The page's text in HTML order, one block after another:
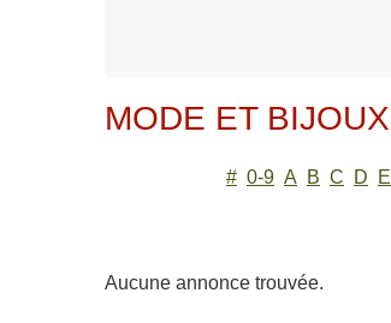
MODE ET BIJOUX
# 0-9 A B C D E
Aucune annonce trouvée.